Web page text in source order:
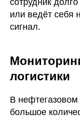
сотрудник
или ведёт себя
сигнал.
логистики
В нефтегазовом
большое